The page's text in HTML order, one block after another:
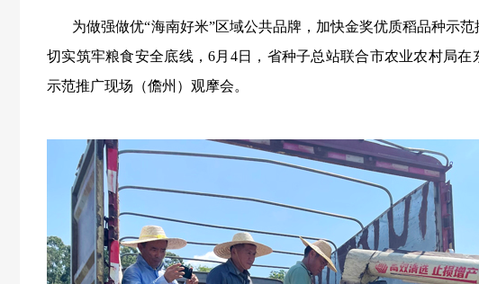
为做强做优“海南好米”区域公共品牌，加快金奖优质稻品种示范
切实筑牢粮食安全底线，6月4日，省种子总站联合市农业农村局在
示范推广现场（儋州）观摩会。